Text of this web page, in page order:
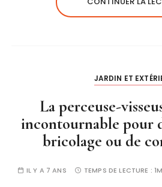
JARDIN ET
La perceuse-
incontournable pour
bricolage ou de
IL Y A 7 ANS TEMPS DE LECTURE :